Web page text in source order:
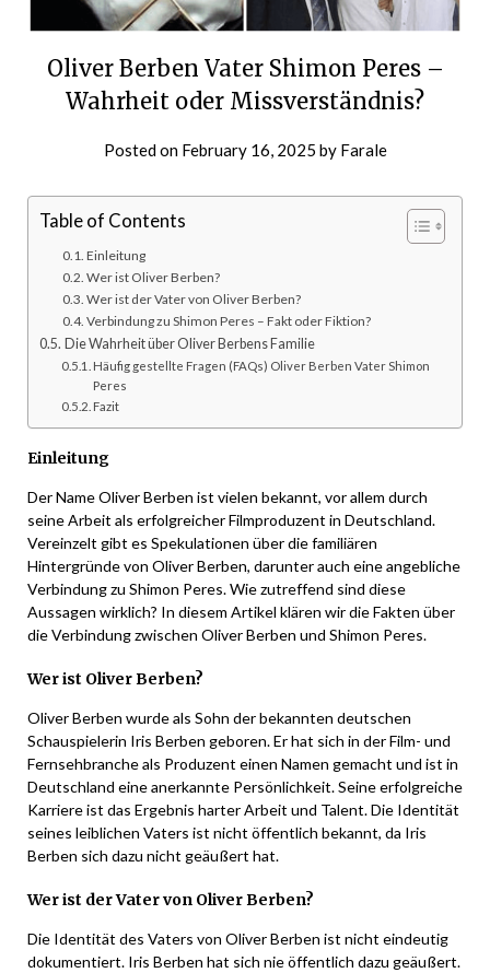
Oliver Berben Vater Shimon Peres –
Wahrheit oder Missverständnis?
Posted on February 16, 2025 by Farale
Table of Contents
Einleitung
Wer ist Oliver Berben?
Wer ist der Vater von Oliver Berben?
Verbindung zu Shimon Peres – Fakt oder Fiktion?
Die Wahrheit über Oliver Berbens Familie
Häufig gestellte Fragen (FAQs) Oliver Berben Vater Shimon
Peres
Fazit
Einleitung
Der Name Oliver Berben ist vielen bekannt, vor allem durch
seine Arbeit als erfolgreicher Filmproduzent in Deutschland.
Vereinzelt gibt es Spekulationen über die familiären
Hintergründe von Oliver Berben, darunter auch eine angebliche
Verbindung zu Shimon Peres. Wie zutreffend sind diese
Aussagen wirklich? In diesem Artikel klären wir die Fakten über
die Verbindung zwischen Oliver Berben und Shimon Peres.
Wer ist Oliver Berben?
Oliver Berben wurde als Sohn der bekannten deutschen
Schauspielerin Iris Berben geboren. Er hat sich in der Film- und
Fernsehbranche als Produzent einen Namen gemacht und ist in
Deutschland eine anerkannte Persönlichkeit. Seine erfolgreiche
Karriere ist das Ergebnis harter Arbeit und Talent. Die Identität
seines leiblichen Vaters ist nicht öffentlich bekannt, da Iris
Berben sich dazu nicht geäußert hat.
Wer ist der Vater von Oliver Berben?
Die Identität des Vaters von Oliver Berben ist nicht eindeutig
dokumentiert. Iris Berben hat sich nie öffentlich dazu geäußert.